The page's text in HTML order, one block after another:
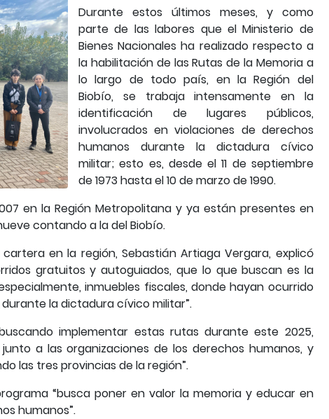
Durante estos últimos meses, y como
parte de las labores que el Ministerio de
Bienes Nacionales ha realizado respecto a
la habilitación de las Rutas de la Memoria a
lo largo de todo país, en la Región del
Biobío, se trabaja intensamente en la
identificación de lugares públicos,
involucrados en violaciones de derechos
humanos durante la dictadura cívico
militar; esto es, desde el 11 de septiembre
de 1973 hasta el 10 de marzo de 1990.
en la Región Metropolitana y ya están presentes en
contando a la del Biobío.
en la región, Sebastián Artiaga Vergara, explicó
gratuitos y autoguiados, que lo que buscan es la
inmuebles fiscales, donde hayan ocurrido
la dictadura cívico militar”.
implementar estas rutas durante este 2025,
a las organizaciones de los derechos humanos, y
las tres provincias de la región”.
“busca poner en valor la memoria y educar en
humanos”.